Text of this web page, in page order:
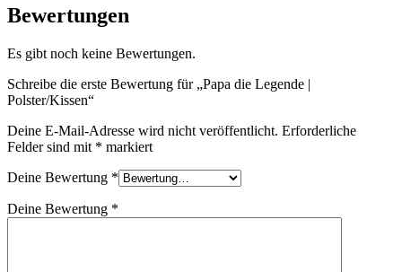
Bewertungen
Es gibt noch keine Bewertungen.
Schreibe die erste Bewertung für „Papa die Legende |
Polster/Kissen“
Deine E-Mail-Adresse wird nicht veröffentlicht. Erforderliche
Felder sind mit * markiert
Deine Bewertung *
Deine Bewertung *